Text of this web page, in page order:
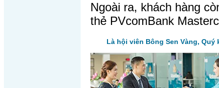
Ngoài ra, khách hàng
thẻ PVcomBank
Là hội viên Bông Sen Vàng,